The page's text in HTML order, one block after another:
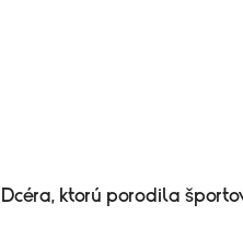
Dcéra, ktorú porodila